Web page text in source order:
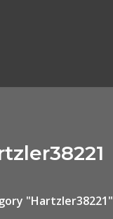
"Hartzler38221"